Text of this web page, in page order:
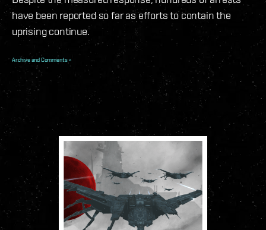
have been reported so far as efforts to contain the
uprising continue.
Archive and Comments »